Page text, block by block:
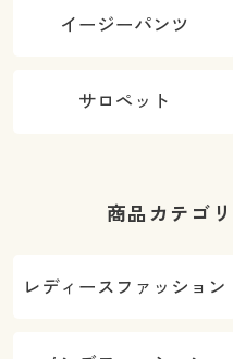
イージーパンツ
サロペット
商品カテゴ
レディースファッション